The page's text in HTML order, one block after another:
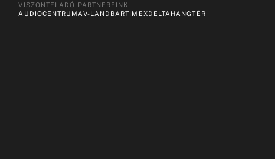
VISZONTELADÓ PARTNEREINK
AUDIOCENTRUM AV-LAND BARTIMEXDELTA HANGTÉR